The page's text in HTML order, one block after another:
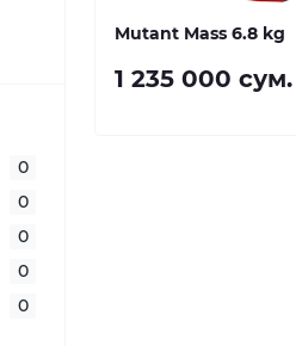
0
0
0
0
0
Mutant Mass 6.8 kg
1 235 000 сум.